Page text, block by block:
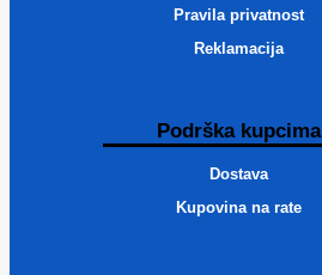
Pravila privatnost
Reklamacija
Podrška kupcima
Dostava
Kupovina na rate